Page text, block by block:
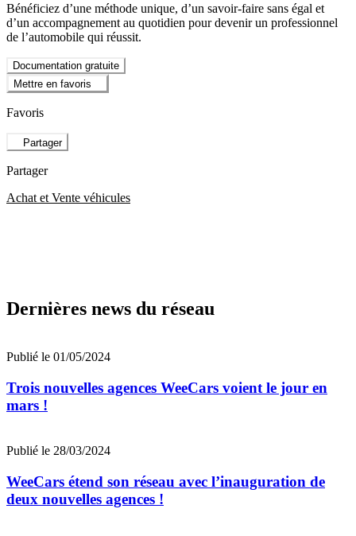
Bénéficiez d’une méthode unique, d’un savoir-faire sans égal et
d’un accompagnement au quotidien pour devenir un professionnel
de l’automobile qui réussit.
Documentation gratuite
Mettre en favoris
Favoris
Partager
Partager
Achat et Vente véhicules
Dernières news du réseau
Publié le 01/05/2024
Trois nouvelles agences WeeCars voient le jour en
mars !
Publié le 28/03/2024
WeeCars étend son réseau avec l’inauguration de
deux nouvelles agences !